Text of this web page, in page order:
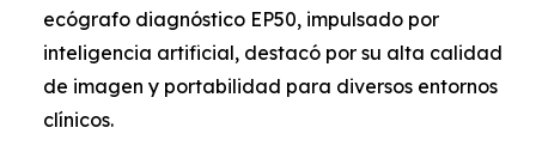
ecógrafo diagnóstico EP50, impulsado por
inteligencia artificial, destacó por su alta calidad
de imagen y portabilidad para diversos entornos
clínicos.